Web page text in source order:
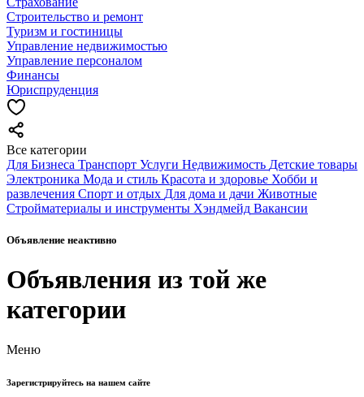
Строительство и ремонт
Туризм и гостиницы
Управление недвижимостью
Управление персоналом
Финансы
Юриспруденция
Все категории
Для Бизнеса Транспорт Услуги Недвижимость Детские товары
Электроника Мода и стиль Красота и здоровье Хобби и
развлечения Спорт и отдых Для дома и дачи Животные
Стройматериалы и инструменты Хэндмейд Вакансии
Объявление неактивно
Объявления из той же
категории
Меню
Зарегистрируйтесь на нашем сайте